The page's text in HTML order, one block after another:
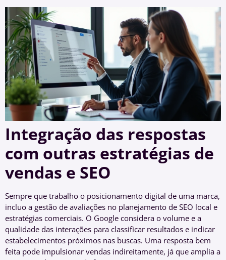
Integração das respostas
com outras estratégias de
vendas e SEO
Sempre que trabalho o posicionamento digital de uma marca,
incluo a gestão de avaliações no planejamento de SEO local e
estratégias comerciais. O Google considera o volume e a
qualidade das interações para classificar resultados e indicar
estabelecimentos próximos nas buscas. Uma resposta bem
feita pode impulsionar vendas indireitamente, já que amplia a